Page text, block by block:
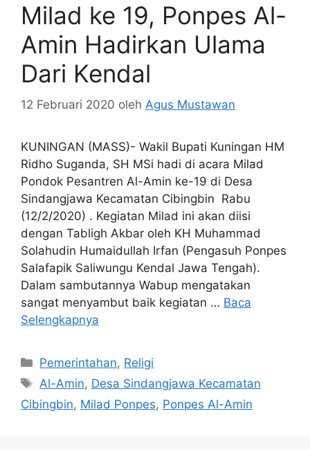
Milad ke 19, Ponpes Al-
Amin Hadirkan Ulama
Dari Kendal
12 Februari 2020 oleh Agus Mustawan
KUNINGAN (MASS)- Wakil Bupati Kuningan HM
Ridho Suganda, SH MSi hadi di acara Milad
Pondok Pesantren Al-Amin ke-19 di Desa
Sindangjawa Kecamatan Cibingbin Rabu
(12/2/2020) . Kegiatan Milad ini akan diisi
dengan Tabligh Akbar oleh KH Muhammad
Solahudin Humaidullah Irfan (Pengasuh Ponpes
Salafapik Saliwungu Kendal Jawa Tengah).
Dalam sambutannya Wabup mengatakan
sangat menyambut baik kegiatan … Baca
Selengkapnya
Kategori
Pemerintahan, Religi
Tag
Al-Amin, Desa Sindangjawa Kecamatan
Cibingbin, Milad Ponpes, Ponpes Al-Amin